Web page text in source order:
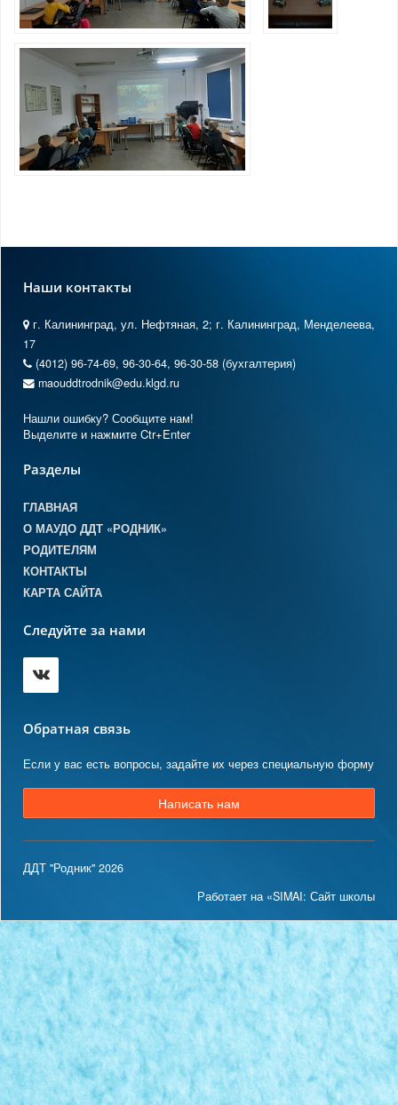
Наши контакты
г. Калининград, ул. Нефтяная, 2; г. Калининград, Менделеева,
17
(4012) 96-74-69, 96-30-64, 96-30-58 (бухгалтерия)
maouddtrodnik@edu.klgd.ru
Нашли ошибку? Сообщите нам!
Выделите и нажмите Ctr+Enter
Разделы
ГЛАВНАЯ
О МАУДО ДДТ «РОДНИК»
РОДИТЕЛЯМ
КОНТАКТЫ
КАРТА САЙТА
Следуйте за нами
Обратная связь
Если у вас есть вопросы, задайте их через специальную форму
Написать нам
ДДТ "Родник" 2026
Работает на «SIMAI: Сайт школы